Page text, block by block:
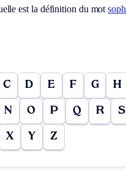
est la définition du mot
C D E F G H
N O P Q R S
X Y Z